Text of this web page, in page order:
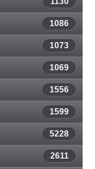
1086
1073
1069
1556
1599
5228
2611